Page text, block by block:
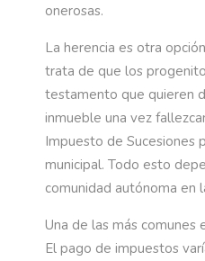
onerosas.
La herencia es otra
trata de que los
testamento que quieren
inmueble una vez
Impuesto de Sucesiones
municipal. Todo esto
comunidad autónoma en
Una de las más comunes
El pago de impuestos